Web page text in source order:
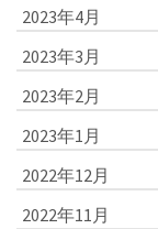
2023年4月
2023年3月
2023年2月
2023年1月
2022年12月
2022年11月